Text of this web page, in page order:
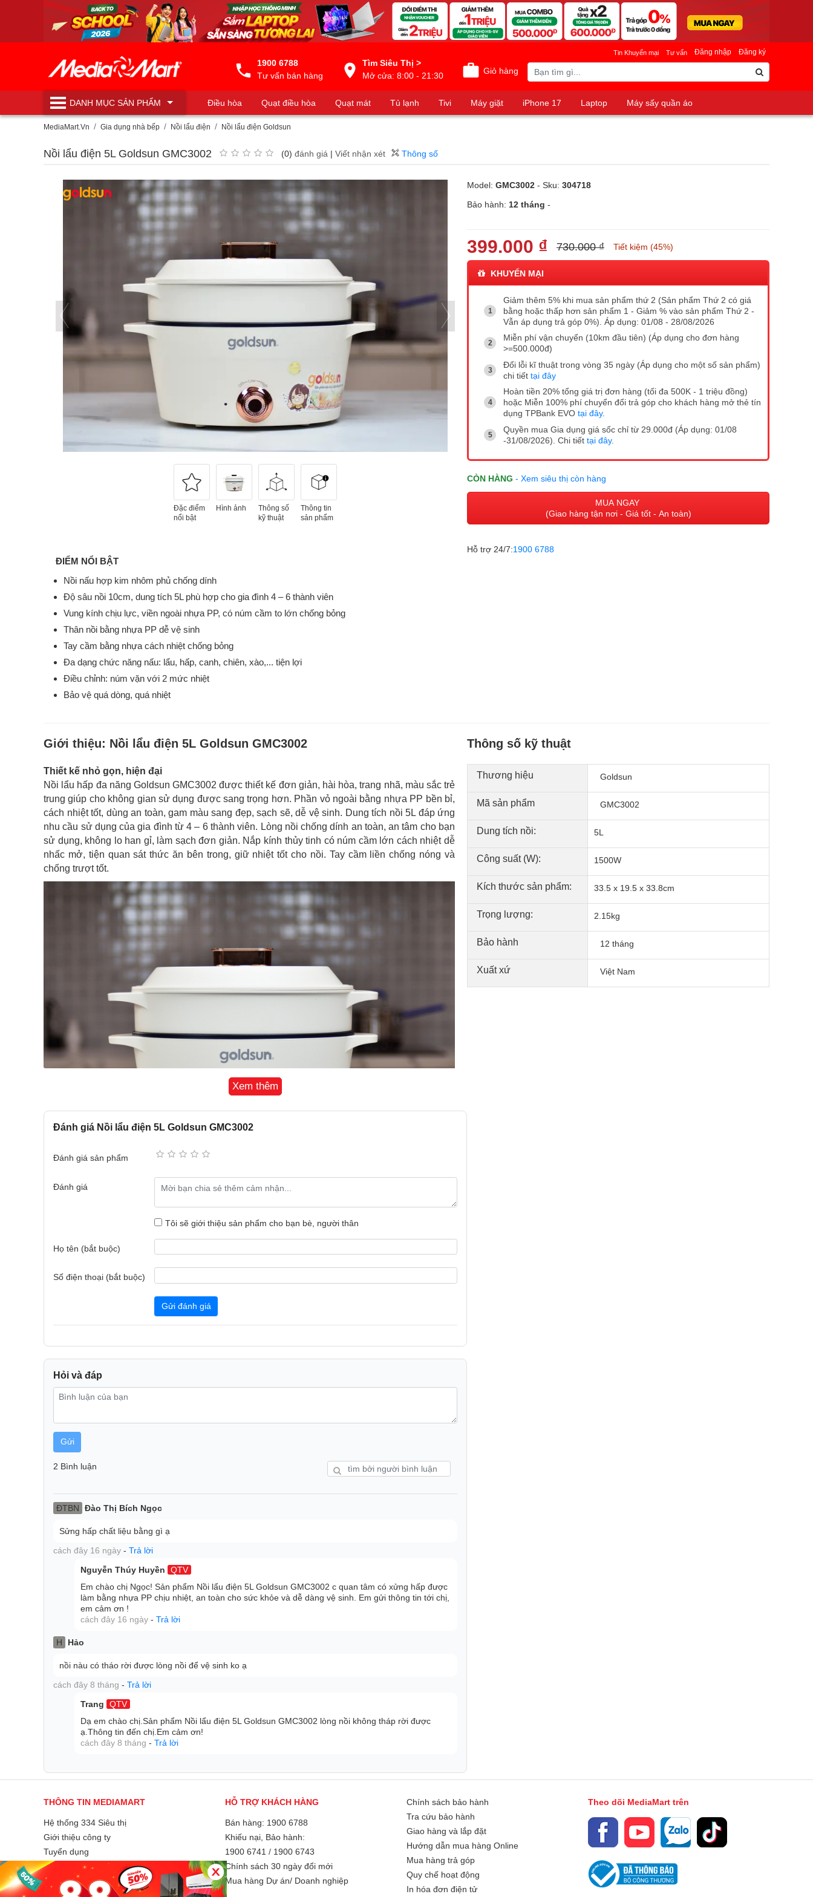
1900 6788
Tư vấn bán hàng
Tìm Siêu Thị >
Mở cửa: 8:00 - 21:30
Giỏ hàng
Đăng nhập Đăng ký
Tin Khuyến mại Tư vấn
DANH MỤCSẢN PHẨM Điều hòa Quạt điều hòa Quạt mát Tủ lạnh Tivi Máy giặt iPhone 17 Laptop
Máy sấy quần áo
Máy lọc nước
MediaMart.Vn Gia dụng nhà bếp Nồi lẩu điện Nồi lẩu điện Goldsun
Nồi lẩu điện 5L Goldsun GMC3002 (0) đánh giá | Viết nhận xét Thông số
Đặc điểm
nổi bật
Hình ảnh
Thông số
kỹ thuật
Thông tin
sản phẩm
ĐIỂM NỔI BẬT
Nồi nấu hợp kim nhôm phủ chống dính
Độ sâu nồi 10cm, dung tích 5L phù hợp cho gia đình 4 – 6 thành viên
Vung kính chịu lực, viền ngoài nhựa PP, có núm cầm to lớn chống bỏng
Thân nồi bằng nhựa PP dễ vệ sinh
Tay cầm bằng nhựa cách nhiệt chống bỏng
Đa dạng chức năng nấu: lẩu, hấp, canh, chiên, xào,... tiện lợi
Điều chỉnh: núm vặn với 2 mức nhiệt
Bảo vệ quá dòng, quá nhiệt
Model: GMC3002 - Sku: 304718
Bảo hành: 12 tháng -
399.000 ₫ 730.000 ₫ Tiết kiệm (45%)
KHUYẾN MẠI
Giảm thêm 5% khi mua sản phẩm thứ 2 (Sản phẩm Thứ 2 có giá
bằng hoặc thấp hơn sản phẩm 1 - Giảm % vào sản phẩm Thứ 2 -
Vẫn áp dụng trả góp 0%). Áp dụng: 01/08 - 28/08/2026
Miễn phí vận chuyển (10km đầu tiên) (Áp dụng cho đơn hàng
>=500.000đ)
Đổi lỗi kĩ thuật trong vòng 35 ngày (Áp dụng cho một số sản phẩm)
chi tiết tại đây
Hoàn tiền 20% tổng giá trị đơn hàng (tối đa 500K - 1 triệu đồng)
hoặc Miễn 100% phí chuyển đổi trả góp cho khách hàng mở thẻ tín
dụng TPBank EVO tại đây.
Quyền mua Gia dụng giá sốc chỉ từ 29.000đ (Áp dụng: 01/08
-31/08/2026). Chi tiết tại đây.
CÒN HÀNG - Xem siêu thị còn hàng
MUA NGAY
(Giao hàng tận nơi - Giá tốt - An toàn)
Hỗ trợ 24/7:1900 6788
Giới thiệu: Nồi lẩu điện 5L Goldsun GMC3002
Thiết kế nhỏ gọn, hiện đại
Nồi lẩu hấp đa năng Goldsun GMC3002 được thiết kế đơn giản, hài hòa, trang nhã, màu sắc trẻ
trung giúp cho không gian sử dụng được sang trọng hơn. Phần vỏ ngoài bằng nhựa PP bền bỉ,
cách nhiệt tốt, dùng an toàn, gam màu sang đẹp, sạch sẽ, dễ vệ sinh. Dung tích nồi 5L đáp ứng
nhu cầu sử dụng của gia đình từ 4 – 6 thành viên. Lòng nồi chống dính an toàn, an tâm cho bạn
sử dụng, không lo han gỉ, làm sạch đơn giản. Nắp kính thủy tinh có núm cầm lớn cách nhiệt dễ
nhấc mở, tiện quan sát thức ăn bên trong, giữ nhiệt tốt cho nồi. Tay cầm liền chống nóng và
chống trượt tốt.
một lúc có thể làm nhiều món khác nhau. Ngoài chức năng nấu lẩu, nồi còn có thể sử dụng để
chiên, xào, luộc, hấp. Dung tích nồi lẩu bên dưới là 5L đủ dùng cho gia đình hoặc nhóm bạn bè
từ 4-6 người, xửng hấp bên trên đường kính 28cm vừa đủ để hấp cùng lúc 6 cái bánh bao to,
xửng hấp còn được thiết kế các vị trí lõm xuống để đặt cố định trứng gà/vịt vào bên trong mà
không làm di chuyển trứng.
Công suất cao và thiết kế an toàn thông minh
chóng, hệ thống đốt nóng tỏa nhiệt đều làm chín đều thức ăn. Đầu dò nhiệt thông minh phát
hiện quá nhiệt và khô đáy nồi nên sẽ tự động tắt, đảm bảo an toàn khi sử dụng. Nồi cấu tạo 3
lớp cách nhiệt hiệu quả, không làm bỏng tay khi chạm vào và đồng thời giữ nhiệt bên trong,
giúp đồ ăn nóng lâu. Dây nguồn được thiết kế dạng tháo rời, không gắn cố định vào nồi nên dễ
cất giữ nồi gọn gàng, dễ lau chùi vệ sinh nồi.
GMC3002 được trang bị bảng điều khiển đơn giản chỉ với 1 núm xoay tích hợp ngay trên thân
nồi. Bảng điều khiển phím cơ tiện dụng, bền bỉ và dễ sử dụng.
Tay cầm cách nhiệt chống bỏng
bạn có thể di chuyển nồi, các khay hấp mà không sợ nóng bỏng. Tay cầm to bản, chắc chắn
giúp nâng đỡ dễ dàng trọng lượng thức ăn lớn.
Xem thêm
Đánh giá Nồi lẩu điện 5L Goldsun GMC3002
Đánh giá sản phẩm
Đánh giá
Tôi sẽ giới thiệu sản phẩm cho bạn bè, người thân
Họ tên (bắt buộc)
Số điện thoại (bắt buộc)
Gửi đánh giá
Hỏi và đáp
Gửi
2 Bình luận
ĐTBN Đào Thị Bích Ngọc
Sửng hấp chất liệu bằng gì ạ
cách đây 16 ngày - Trả lời
Nguyễn Thúy Huyền
QTV
Em chào chị Ngọc! Sản phẩm Nồi lẩu điện 5L Goldsun GMC3002 c quan tâm có xửng hấp được
làm bằng nhựa PP chịu nhiệt, an toàn cho sức khỏe và dễ dàng vệ sinh. Em gửi thông tin tới chị,
em cảm ơn !
cách đây 16 ngày - Trả lời
H Hảo
nồi nàu có tháo rời được lòng nồi để vệ sinh ko ạ
cách đây 8 tháng - Trả lời
Trang
QTV
Dạ em chào chị.Sản phẩm Nồi lẩu điện 5L Goldsun GMC3002 lòng nồi không tháp rời được
ạ.Thông tin đến chị.Em cảm ơn!
cách đây 8 tháng - Trả lời
Thông số kỹ thuật
Thương hiệu Goldsun
Mã sản phẩm GMC3002
Dung tích nồi: 5L
Công suất (W): 1500W
Kích thước sản phẩm: 33.5 x 19.5 x 33.8cm
Trọng lượng: 2.15kg
Bảo hành 12 tháng
Xuất xứ Việt Nam
THÔNG TIN MEDIAMART
Hệ thống 334 Siêu thị
Giới thiệu công ty
Tuyển dụng
Liên hệ và góp ý
Phương thức thanh toán
HỖ TRỢ KHÁCH HÀNG
Bán hàng: 1900 6788
Khiếu nại, Bảo hành:
1900 6741 / 1900 6743
Chính sách 30 ngày đổi mới
Mua hàng Dự án/ Doanh nghiệp
Chính sách bảo hành
Tra cứu bảo hành
Giao hàng và lắp đặt
Hướng dẫn mua hàng Online
Mua hàng trả góp
Quy chế hoạt động
In hóa đơn điện tử
Theo dõi MediaMart trên